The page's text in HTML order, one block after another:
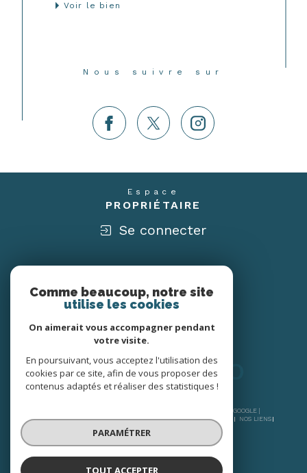
Voir le bien
Nous suivre sur
Espace
PROPRIÉTAIRE
Se connecter
Nous
© 2026 | TOUS DROITS RÉSERVÉS | TRADUCTION POWERED BY GOOGLE |
NOS HONORAIRES
PLAN DU SITE MENTIONS LÉGALES ADMIN
NOS LIENS
POLITIQUE RGPD
Comme beaucoup, notre site
utilise les cookies
On aimerait vous accompagner pendant
votre visite.
En poursuivant, vous acceptez l'utilisation des
cookies par ce site, afin de vous proposer des
contenus adaptés et réaliser des statistiques !
PARAMÉTRER
TOUT ACCEPTER